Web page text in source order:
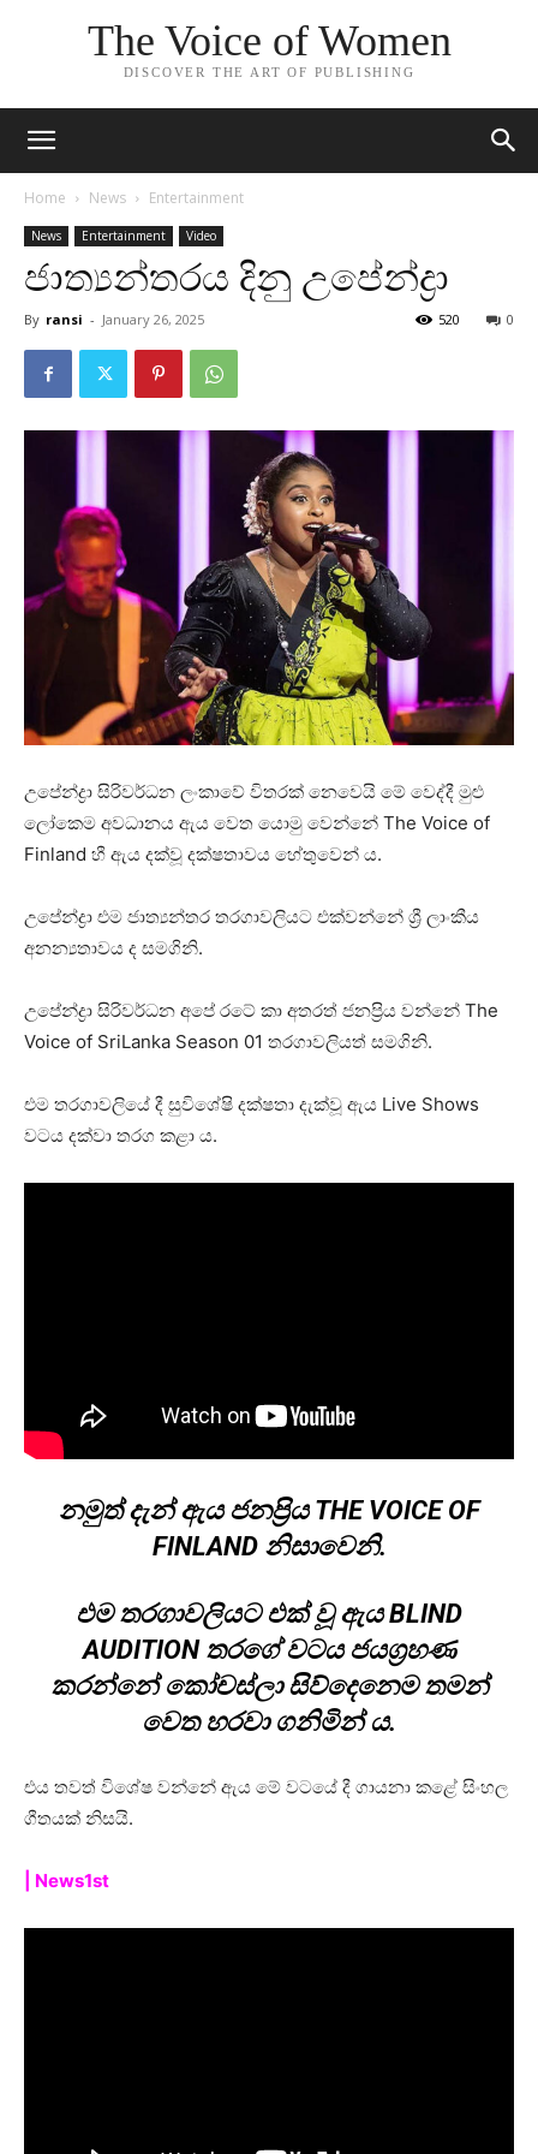
The Voice of Women
DISCOVER THE ART OF PUBLISHING
Home News Entertainment
News Entertainment Video
ජාත්‍යන්තරය දිනු උපේන්ද්‍රා
By ransi - January 26, 2025 0
520
උපේන්ද්‍රා සිරිවර්ධන ලංකාවේ විතරක් නෙවෙයි මේ වෙද්දී මුළු
ලෝකෙම අවධානය ඇය වෙත යොමු වෙන්නේ The Voice of
Finland හී ඇය දක්වූ දක්ෂතාවය හේතුවෙන් ය.
උපේන්ද්‍රා එම ජාත්‍යන්තර තරගාවලියට එක්වන්නේ ශ්‍රී ලාංකීය
අනන්‍යතාවය ද සමගිනි.
උපේන්ද්‍රා සිරිවර්ධන අපේ රටේ කා අතරත් ජනප්‍රිය වන්නේ The
Voice of SriLanka Season 01 තරගාවලියත් සමගිනි.
එම තරගාවලියේ දී සුවිශේෂි දක්ෂතා දැක්වූ ඇය Live Shows
වටය දක්වා තරග කළා ය.
නමුත් දැන් ඇය ජනප්‍රිය THE VOICE OF
FINLAND නිසාවෙනි.
එම තරගාවලියට එක් වූ ඇය BLIND
AUDITION තරගේ වටය ජයග්‍රහණ
කරන්නේ කෝචස්ලා සිව්දෙනෙම තමන්
වෙත හරවා ගනිමින් ය.
එය තවත් විශේෂ වන්නේ ඇය මේ වටයේ දී ගායනා කළේ සිංහල
ගීතයක් නිසයි.
| News1st